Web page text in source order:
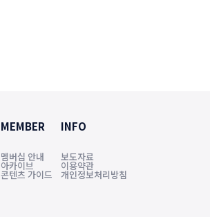
MEMBER
멤버십 안내
아카이브
콘텐츠 가이드
INFO
보도자료
이용약관
개인정보처리방침